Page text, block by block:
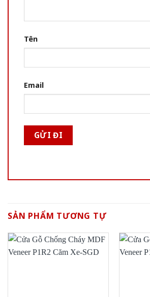
Tên
Email
SẢN PHẨM TƯƠNG TỰ